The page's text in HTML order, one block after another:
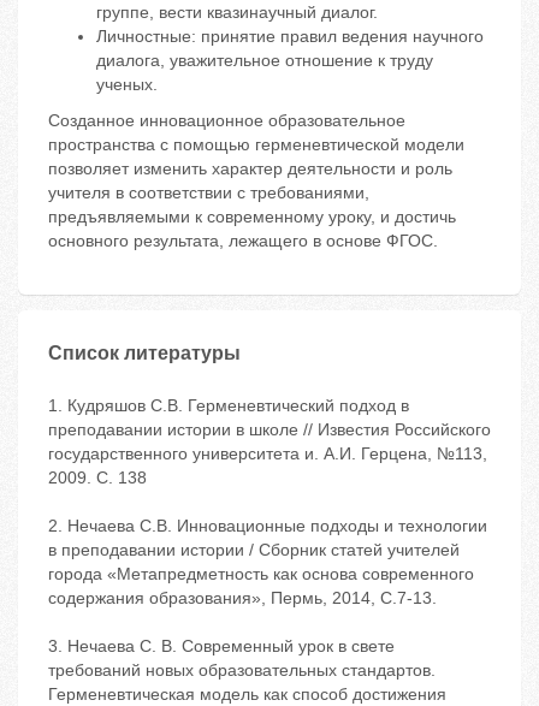
группе, вести квазинаучный диалог.
Личностные: принятие правил ведения научного
диалога, уважительное отношение к труду
ученых.
Созданное инновационное образовательное
пространства с помощью герменевтической модели
позволяет изменить характер деятельности и роль
учителя в соответствии с требованиями,
предъявляемыми к современному уроку, и достичь
основного результата, лежащего в основе ФГОС.
Список литературы
1. Кудряшов С.В. Герменевтический подход в
преподавании истории в школе // Известия Российского
государственного университета и. А.И. Герцена, №113,
2009. С. 138
2. Нечаева С.В. Инновационные подходы и технологии
в преподавании истории / Сборник статей учителей
города «Метапредметность как основа современного
содержания образования», Пермь, 2014, С.7-13.
3. Нечаева С. В. Современный урок в свете
требований новых образовательных стандартов.
Герменевтическая модель как способ достижения